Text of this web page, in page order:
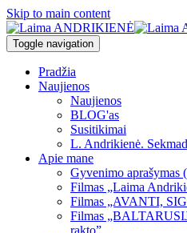
Skip to main content
Toggle navigation
Pradžia
Naujienos
Naujienos
BLOG'as
Susitikimai
L. Andrikienė.
Apie mane
Gyvenimo aprašymas
Filmas „Laima
Filmas „AVANTI,
Filmas
rakto”